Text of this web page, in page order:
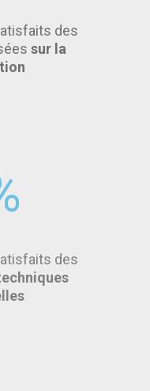
des
sur la
des